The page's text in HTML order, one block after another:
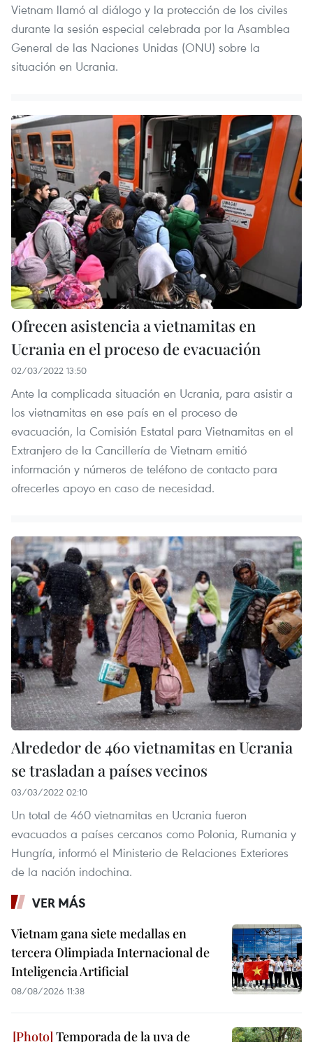
Vietnam llamó al diálogo y la protección de los civiles
durante la sesión especial celebrada por la Asamblea
General de las Naciones Unidas (ONU) sobre la
situación en Ucrania.
Ofrecen asistencia a vietnamitas en
Ucrania en el proceso de evacuación
02/03/2022 13:50
Ante la complicada situación en Ucrania, para asistir a
los vietnamitas en ese país en el proceso de
evacuación, la Comisión Estatal para Vietnamitas en el
Extranjero de la Cancillería de Vietnam emitió
información y números de teléfono de contacto para
ofrecerles apoyo en caso de necesidad.
Alrededor de 460 vietnamitas en Ucrania
se trasladan a países vecinos
03/03/2022 02:10
Un total de 460 vietnamitas en Ucrania fueron
evacuados a países cercanos como Polonia, Rumania y
Hungría, informó el Ministerio de Relaciones Exteriores
de la nación indochina.
VER MÁS
Vietnam gana siete medallas en
tercera Olimpiada Internacional de
Inteligencia Artificial
08/08/2026 11:38
Temporada de la uva de